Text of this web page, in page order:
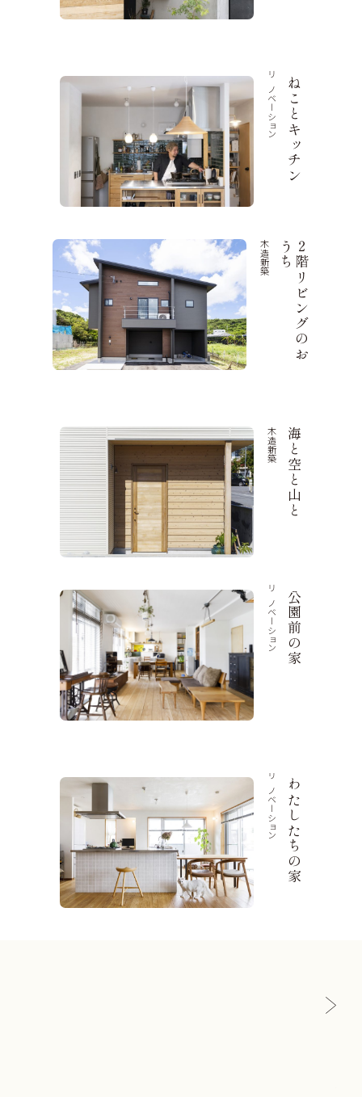
リノベーション ねことキッチン
木造新築 ２
階
リ
ビ
ン
グ
の
お
う
ち
木造新築 海と空と山と
リノベーション 公園前の家
リノベーション わたしたちの家